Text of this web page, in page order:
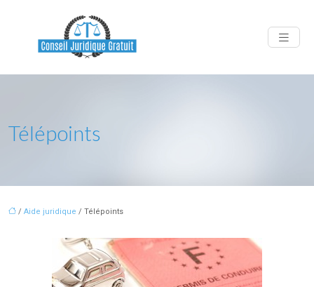
Télépoints
/ Aide juridique / Télépoints